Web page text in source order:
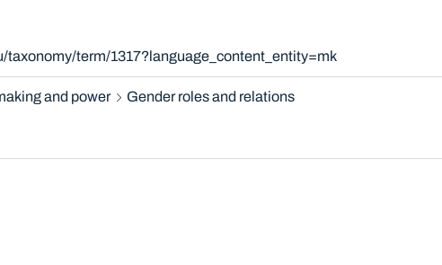
taxonomy/term/1317?language_content_entity=mk
and power Gender roles and relations